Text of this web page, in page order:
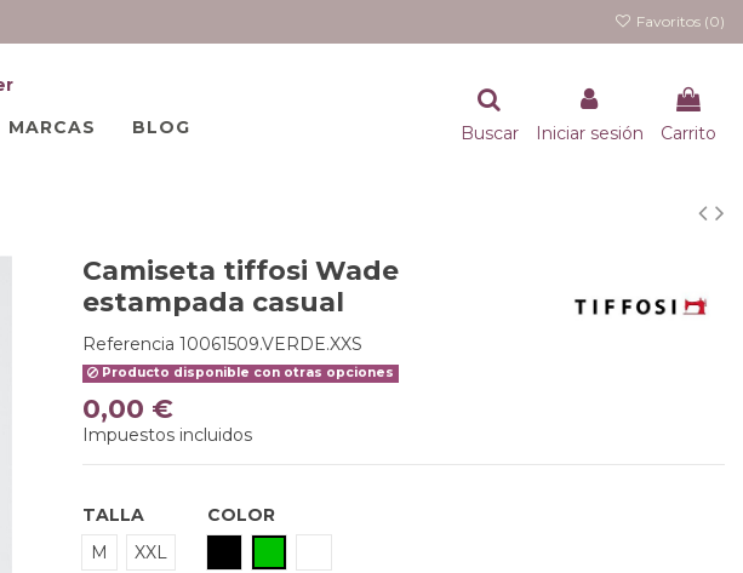
Favoritos (0)
MARCAS BLOG Buscar Iniciar sesión Carrito
Camiseta tiffosi Wade
estampada casual
Referencia 10061509.VERDE.XXS
Producto disponible con otras opciones
0,00 €
Impuestos incluidos
TALLA
M
XXL
COLOR